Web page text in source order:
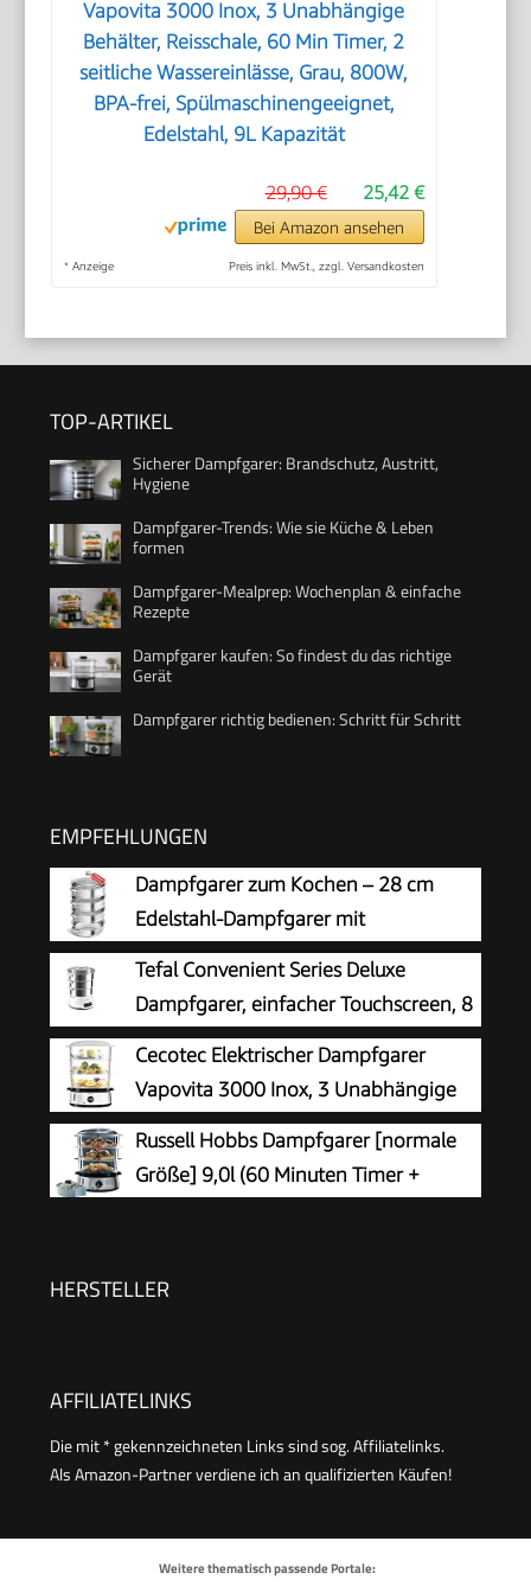
Vapovita 3000 Inox, 3 Unabhängige
Behälter, Reisschale, 60 Min Timer, 2
seitliche Wassereinlässe, Grau, 800W,
BPA-frei, Spülmaschinengeeignet,
Edelstahl, 9L Kapazität
25,42 €
29,90 €
Bei Amazon ansehen
* Anzeige Preis inkl. MwSt., zzgl. Versandkosten
TOP-ARTIKEL
Sicherer Dampfgarer: Brandschutz, Austritt,
Hygiene
Dampfgarer-Trends: Wie sie Küche & Leben
formen
Dampfgarer-Mealprep: Wochenplan & einfache
Rezepte
Dampfgarer kaufen: So findest du das richtige
Gerät
Dampfgarer richtig bedienen: Schritt für Schritt
EMPFEHLUNGEN
Dampfgarer zum Kochen – 28 cm
Edelstahl-Dampfgarer mit
Dämpfeinsatz, 3/4/5-stöckiges
Kochgeschirr mit Deckel zum Garen von
Gemüse, Meeresfrüchten, Suppen, Eintöpfen
und Pasta (Vier)
Tefal Convenient Series Deluxe
Dampfgarer, einfacher Touchscreen, 8
Programme, Garen auf 3 Ebenen,
Behälter aus Edelstahl, langlebige Qualität,
gesunde Zubereitung, Edelstahl/weiß, VC502D
Cecotec Elektrischer Dampfgarer
Vapovita 3000 Inox, 3 Unabhängige
Behälter, Reisschale, 60 Min Timer, 2
seitliche Wassereinlässe, Grau, 800W, BPA-frei,
Spülmaschinengeeignet, Edelstahl, 9L Kapazität
Russell Hobbs Dampfgarer [normale
Größe] 9,0l (60 Minuten Timer +
Reisschale/Reiskocher + 6 Eierhalter/Eierkocher,
HERSTELLER
AFFILIATELINKS
Die mit * gekennzeichneten Links sind sog. Affiliatelinks.
Als Amazon-Partner verdiene ich an qualifizierten Käufen!
Weitere thematisch passende Portale: